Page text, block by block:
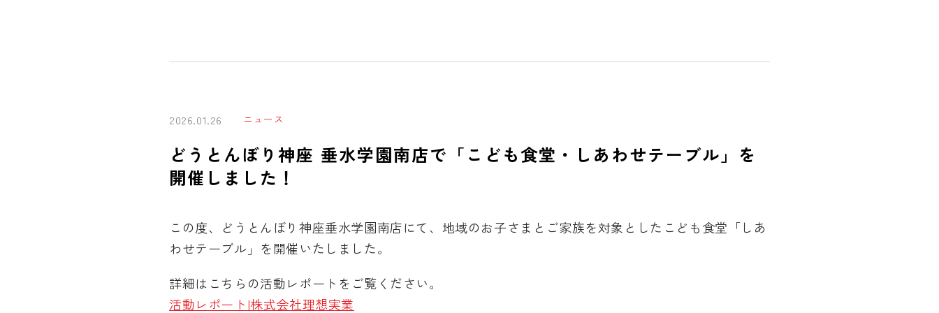
2026.01.26 ニュース
どうとんぼり神座 垂水学園南店で「こども食堂・しあわせテーブル」を
開催しました！
この度、どうとんぼり神座垂水学園南店にて、地域のお子さまとご家族を対象としたこども食堂「しあ
わせテーブル」を開催いたしました。
詳細はこちらの活動レポートをご覧ください。
活動レポート|株式会社理想実業